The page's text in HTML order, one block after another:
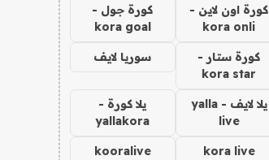
كورة اون لاين -
kora onli
كورة جول -
kora goal
كورة ستار -
kora star
سوريا لايف
يلا لايف - yalla
live
يلا كورة -
yallakora
kora live
kooralive